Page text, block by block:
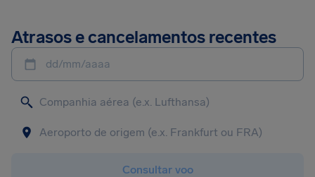
Atrasos e cancelamentos recentes
dd/mm/aaaa
Consultar voo